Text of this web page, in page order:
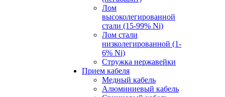
Лом
высоколегированной
стали (15-99% Ni)
Лом стали
низколегированной (1-
6% Ni)
Стружка нержавейки
Прием кабеля
Медный кабель
Алюминиевый кабель